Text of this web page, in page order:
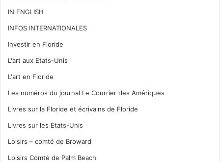
IN ENGLISH
INFOS INTERNATIONALES
Investir en Floride
L'art aux Etats-Unis
L'art en Floride
Les numéros du journal Le Courrier des Amériques
Livres sur la Floride et écrivains de Floride
Livres sur les Etats-Unis
Loisirs – comté de Broward
Loisirs Comté de Palm Beach